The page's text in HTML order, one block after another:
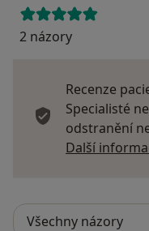
2 názory
Recenze
Specialisté
odstranění
Další